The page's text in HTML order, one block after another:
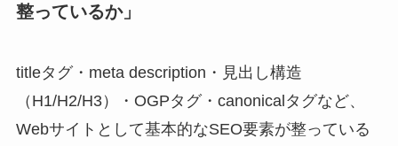
整っているか」
titleタグ・meta description・見出し構造
（H1/H2/H3）・OGPタグ・canonicalタグなど、
Webサイトとして基本的なSEO要素が整っている